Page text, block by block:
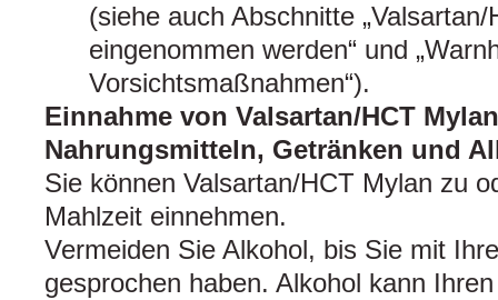
(siehe auch Abschnitte
eingenommen werden“ und
Vorsichtsmaßnahmen“).
Einnahme von Valsartan/HCT
Nahrungsmitteln, Getränken und
Sie können Valsartan/HCT Mylan zu
Mahlzeit einnehmen.
Vermeiden Sie Alkohol, bis Sie mit
gesprochen haben. Alkohol kann